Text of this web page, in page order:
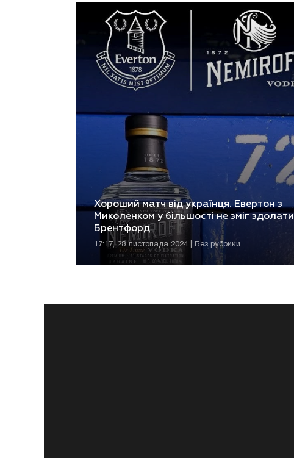
Хороший матч від українця. Евертон з
Миколенком у більшості не зміг здолати
Брентфорд
17:17, 28 листопада 2024 | Без рубрики